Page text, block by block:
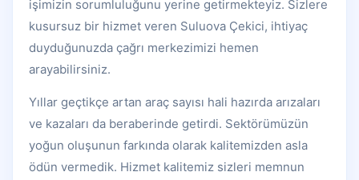
işimizin sorumluluğunu yerine getirmekteyiz. Sizlere
kusursuz bir hizmet veren Suluova Çekici, ihtiyaç
duyduğunuzda çağrı merkezimizi hemen
arayabilirsiniz.
Yıllar geçtikçe artan araç sayısı hali hazırda arızaları
ve kazaları da beraberinde getirdi. Sektörümüzün
yoğun oluşunun farkında olarak kalitemizden asla
ödün vermedik. Hizmet kalitemiz sizleri memnun